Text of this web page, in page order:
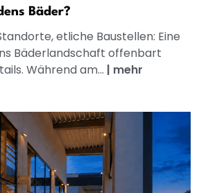
Bäder?
etliche Baustellen: Eine
Bäderlandschaft offenbart
Während am... | mehr